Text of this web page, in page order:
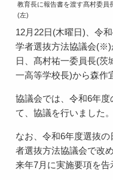
教育長に報告書を渡す髙村委員
(左)
12月22日(木曜日)、令
学者選抜方法協議会(※)
日、髙村祐一委員長(茨
一高等学校長)から森作
協議会では、令和6年
て、協議を行いました。
なお、令和6年度選抜
者選抜方法協議会で改
来年7月に実施要項を告